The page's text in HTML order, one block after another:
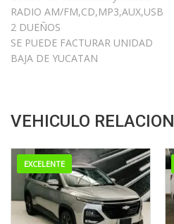
RADIO AM/FM,CD,MP3,AUX,USB
2 DUEÑOS
SE PUEDE FACTURAR UNIDAD
BAJA DE YUCATAN
VEHICULO
EXCELENTE